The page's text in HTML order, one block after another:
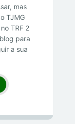
mas
TJMG
TRF 2
para
a sua